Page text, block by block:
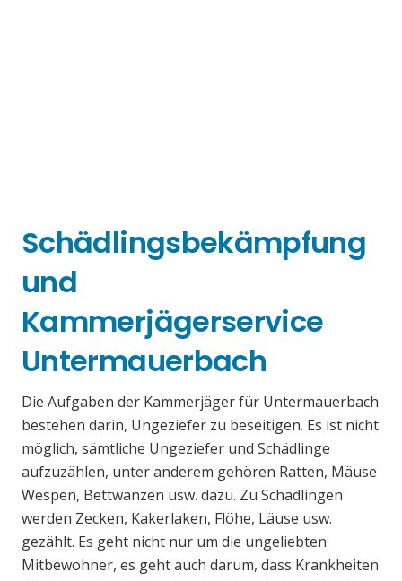
Schädlingsbekämpfung
und
Kammerjägerservice
Untermauerbach
Die Aufgaben der Kammerjäger für Untermauerbach
bestehen darin, Ungeziefer zu beseitigen. Es ist nicht
möglich, sämtliche Ungeziefer und Schädlinge
aufzuzählen, unter anderem gehören Ratten, Mäuse
Wespen, Bettwanzen usw. dazu. Zu Schädlingen
werden Zecken, Kakerlaken, Flöhe, Läuse usw.
gezählt. Es geht nicht nur um die ungeliebten
Mitbewohner, es geht auch darum, dass Krankheiten